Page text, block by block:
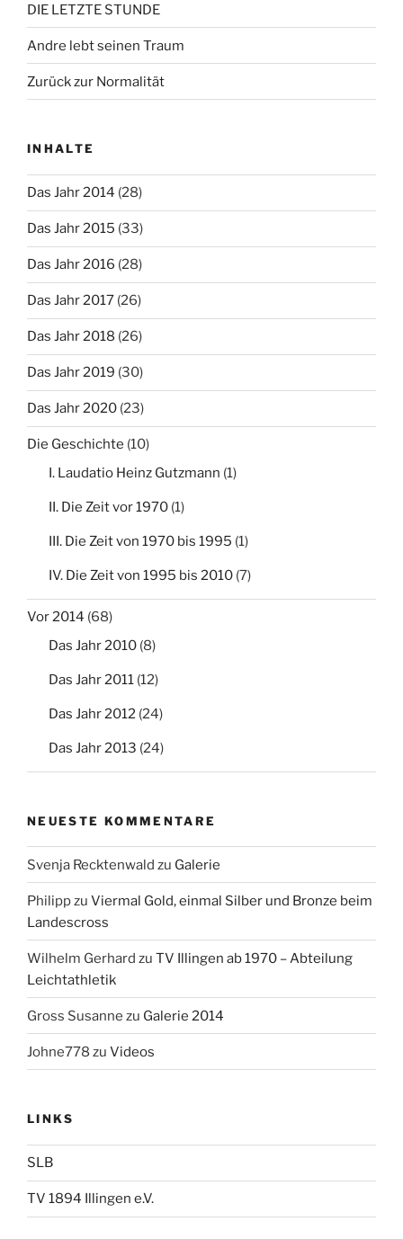
DIE LETZTE STUNDE
Andre lebt seinen Traum
Zurück zur Normalität
INHALTE
Das Jahr 2014 (28)
Das Jahr 2015 (33)
Das Jahr 2016 (28)
Das Jahr 2017 (26)
Das Jahr 2018 (26)
Das Jahr 2019 (30)
Das Jahr 2020 (23)
Die Geschichte (10)
I. Laudatio Heinz Gutzmann (1)
II. Die Zeit vor 1970 (1)
III. Die Zeit von 1970 bis 1995 (1)
IV. Die Zeit von 1995 bis 2010 (7)
Vor 2014 (68)
Das Jahr 2010 (8)
Das Jahr 2011 (12)
Das Jahr 2012 (24)
Das Jahr 2013 (24)
NEUESTE KOMMENTARE
Svenja Recktenwald zu Galerie
Philippzu Viermal Gold, einmal Silber und Bronze beim
Landescross
Wilhelm Gerhard zu TV Illingen ab 1970 – Abteilung
Leichtathletik
Gross Susanne zu Galerie 2014
Johne778 zu Videos
LINKS
SLB
TV 1894 Illingen e.V.